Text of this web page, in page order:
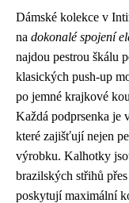
Dámské kolekce v
na dokonalé spojení
najdou pestrou škálu
klasických push-up
po jemné krajkové
Každá podprsenka je
které zajišťují nejen
výrobku. Kalhotky
brazilských střihů
poskytují maximální